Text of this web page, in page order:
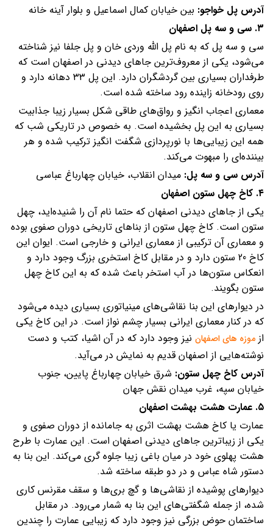
آدرس پل خواجو: بین خیابان کمال اسماعیل و بلوار آینه خانه
۳. سی و سه پل اصفهان
سی و سه پل که به نام پل الله وردی خان و پل جلفا نیز شناخته
می‌شود، یکی از معروف‌ترین جاهای دیدنی در اصفهان است که
طرفداران بسیاری بین گردشگران دارد. این پل ۳۳ دهانه دارد و
روی رودخانه زاینده رود ساخته شده است.
معماری اعجاب انگیز و رواق‌های طاقی شکل بسیار زیبا جذابیت
بسیاری به این پل بخشیده است. به خصوص در تاریکی شب که
همه این زیبایی‌ها با نورپردازی شگفت انگیز ترکیب شده و هر
بیننده‌ای را مبهوت می‌کند.
آدرس سی و سه پل: میدان انقلاب،‌ خیابان چهارباغ عباسی
۴. کاخ چهل ستون اصفهان
یکی از جاهای دیدنی اصفهان که حتما نام آن را شنیده‌اید، چهل
ستون است. کاخ چهل ستون از بناهای تاریخی دوران صفوی بوده
و معماری آن ترکیبی از معماری ایرانی و خارجی است. ایوان این
کاخ 20 ستون دارد و در مقابل کاخ استخری بزرگ وجود دارد و
انعکاس ستون‌ها در آب استخر باعث شده که به این کاخ چهل
ستون بگویند.
در دیوارهای این بنا نقاشی‌های مینیاتوری بسیاری دیده می‌شود
که در کنار معماری ایرانی بسیار چشم نواز است. در این کاخ یکی
از موزه‌ های اصفهان نیز وجود دارد که در آن اشیا، کتب و دست
نوشته‌هایی از اصفهان قدیم به نمایش در می‌آید.
آدرس کاخ چهل ستون: شرق خیابان چهارباغ پایین،‌ جنوب
خیابان سپه، غرب میدان نقش جهان
۵. عمارت هشت بهشت اصفهان
عمارت یا کاخ هشت بهشت اثری به جامانده از دوران صفوی و
یکی از زیباترین جاهای دیدنی اصفهان است. این عمارت با طرح
هشت پهلوی خود در میان باغی زیبا جلوه گری می‌کند. این بنا به
دستور شاه عباس و در دو طبقه ساخته شد.
دیوارهای پوشیده از نقاشی‌ها و گچ بری‌ها و سقف مقرنس کاری
شده، از جمله شگفتی‌های این بنا به شمار می‌رود. در مقابل
ساختمان حوض بزرگی نیز وجود دارد که زیبایی عمارت را چندین